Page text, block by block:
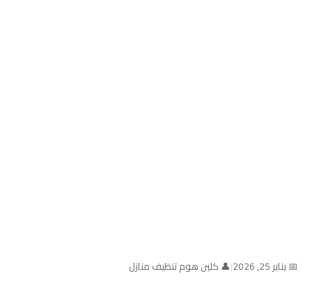
📅 يناير 25, 2026 |👤 كلين هوم تنظيف منازل